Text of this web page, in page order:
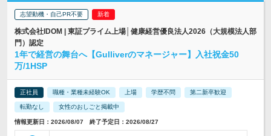
志望動機・自己PR不要
株式会社IDOM | 東証プライム上場│健康経営優良法人2026（大規模法人部
門）認定
1年で経営の舞台へ【Gulliverのマネージャー】入社祝金50
万/1HSP
正社員 職種・業種未経験OK 上場 学歴不問 第二新卒歓迎
転勤なし 女性のおしごと掲載中
情報更新日：2026/08/07 終了予定日：2026/08/27